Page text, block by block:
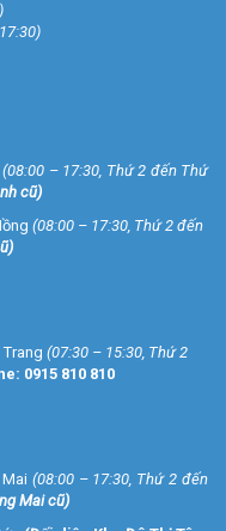
(08:00 – 17:30, Thứ 2 đến Thứ
cũ)
(08:00 – 17:30, Thứ 2 đến
(07:30 – 15:30, Thứ 2
0915 810 810
(08:00 – 17:30, Thứ 2 đến
Mai cũ)